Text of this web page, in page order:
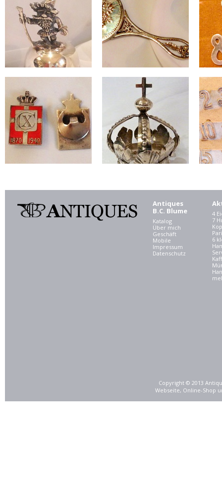
Antiques
B.C. Blume
Katalog
Über mich
Geschäft
Mobile
Impressum
Datenschutz
4
7
6
Copyright © 2013
Webseite, Online-Shop